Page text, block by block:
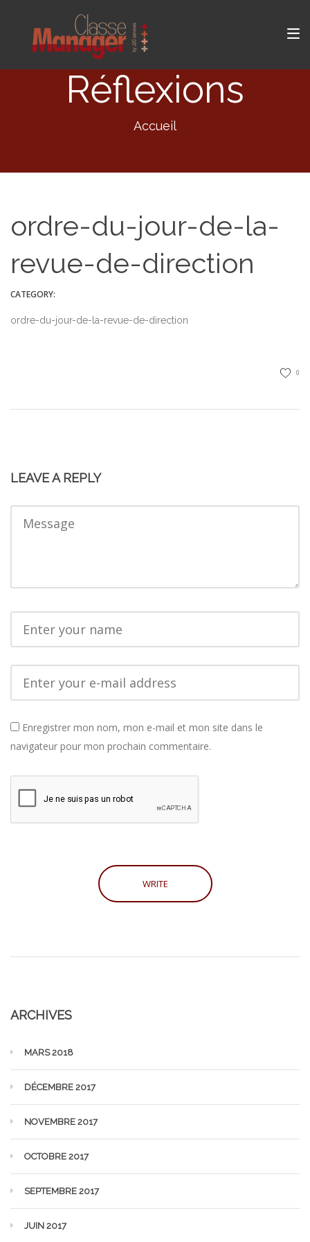
Réflexions
Accueil
ordre-du-jour-de-la-
revue-de-direction
CATEGORY:
ordre-du-jour-de-la-revue-de-direction
0
LEAVE A REPLY
Enregistrer mon nom, mon e-mail et mon site dans le
navigateur pour mon prochain commentaire.
ARCHIVES
MARS 2018
DÉCEMBRE 2017
NOVEMBRE 2017
OCTOBRE 2017
SEPTEMBRE 2017
JUIN 2017